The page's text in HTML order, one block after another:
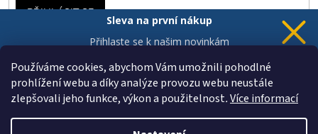
Používáme cookies, abychom Vám umožnili pohodlné
prohlížení webu a díky analýze provozu webu neustále
zlepšovali jeho funkce, výkon a použitelnost.Více informací
PŘIHLÁSIT SE
Vytvořil Shoptet
Sleva na první nákup
Přihlaste se k našim novinkám
Chci novinky a slevu
Vaše data jsou u nás v bezpečí.